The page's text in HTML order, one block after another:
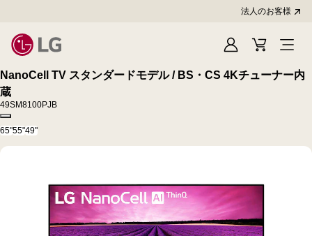
法人のお客様
Sign
In
Cart
NanoCell TV スタンダードモデル / BS・CS 4Kチューナー内
蔵
49SM8100PJB
Copy model name
65"55"49"